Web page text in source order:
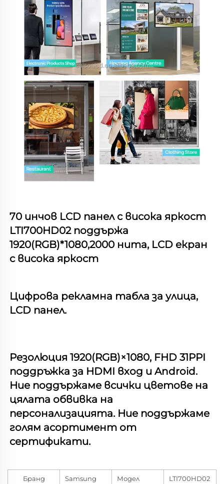
70 инчов LCD панел с висока яркост
LTI700HD02 поддържа
1920(RGB)*1080,2000 нита, LCD екран
с висока яркост
Цифрова рекламна табла за улица,
LCD панел.
Резолюция
поддръжка за HDMI вход и Android.
Ние поддържаме всички цветове на
цялата обвивка на
персонализацията. Ние поддържаме
голям асортимент от
сертификати.
Бранд Samsung Модел LTI700HD02